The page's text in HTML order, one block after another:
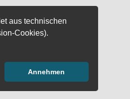
aus technischen
Cookies).
Annehmen